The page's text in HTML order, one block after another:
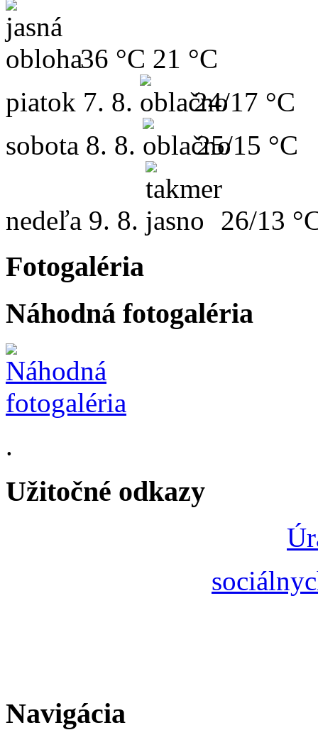
36 °C 21 °C
piatok 7. 8.
24/17 °C
sobota 8. 8. 25/15 °C
nedeľa 9. 8. 26/13
Fotogaléria
Náhodná fotogaléria
.
Užitočné odkazy
Navigácia